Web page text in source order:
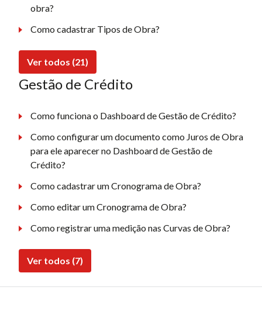
obra?
Como cadastrar Tipos de Obra?
Ver todos (21)
Gestão de Crédito
Como funciona o Dashboard de Gestão de Crédito?
Como configurar um documento como Juros de Obra
para ele aparecer no Dashboard de Gestão de
Crédito?
Como cadastrar um Cronograma de Obra?
Como editar um Cronograma de Obra?
Como registrar uma medição nas Curvas de Obra?
Ver todos (7)